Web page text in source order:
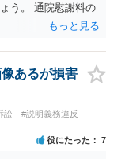
う。 通院慰謝料の
あるが損害
訟
#説明義務違反
役にたった 7